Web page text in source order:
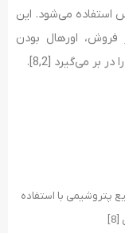
استفاده می‌شود. این
اورهال بودن
بر می‌گیرد [8,2].
پتروشیمی با استفاده